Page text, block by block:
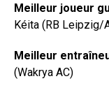
Meilleur joueur
Kéita (RB Leipzig/
Meilleur
(Wakrya AC)